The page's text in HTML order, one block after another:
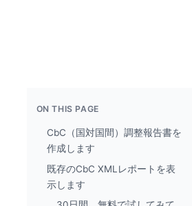
ON THIS PAGE
CbC（国対国間）調整報告書を
作成します
既存のCbC XMLレポートを表
示します